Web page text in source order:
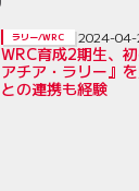
WRC育成2期生、
アチア・ラリー』
との連携も経験
ラリー/WRC 2024-